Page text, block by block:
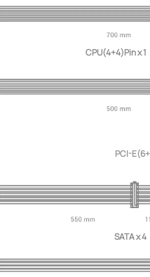
CPU(4+4)Pin x 1
PCI-E(6+2)Pin x 2
SATA x 4